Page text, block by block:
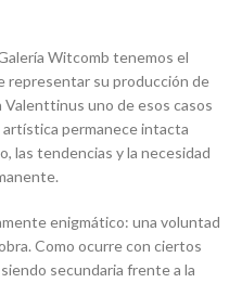
Witcomb tenemos el
representar su producción de
Valenttinus uno de esos casos
permanece intacta
las tendencias y la necesidad
enigmático: una voluntad
Como ocurre con ciertos
secundaria frente a la